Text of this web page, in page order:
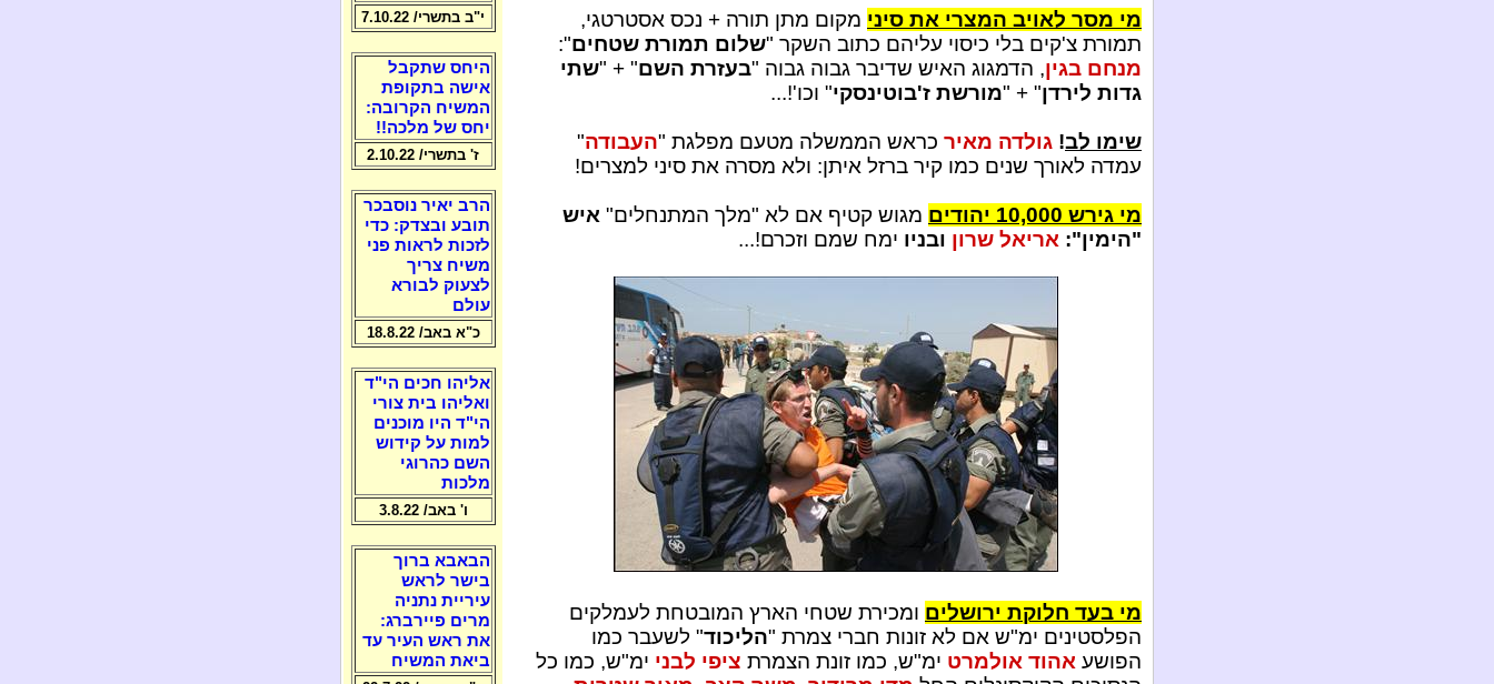
מי מסר לאויב המצרי את סיני מקום מתן תורה + נכס אסטרטגי,
תמורת צ'קים בלי כיסוי עליהם כתוב השקר "שלום תמורת שטחים":
מנחם בגין, הדמגוג האיש שדיבר גבוה גבוה "בעזרת השם" + "שתי
גדות לירדן" + "מורשת ז'בוטינסקי" וכו'!...
שימו לב! גולדה מאיר כראש הממשלה מטעם מפלגת "העבודה"
עמדה לאורך שנים כמו קיר ברזל איתן: ולא מסרה את סיני למצרים!
מי גירש 10,000 יהודים מגוש קטיף אם לא "מלך המתנחלים" איש
"הימין": אריאל שרון ובניו ימח שמם וזכרם!...
מי בעד חלוקת ירושלים ומכירת שטחי הארץ המובטחת לעמלקים
הפלסטינים ימ"ש אם לא זונות חברי צמרת "הליכוד" לשעבר כמו
הפושע אהוד אולמרט ימ"ש, כמו זונת הצמרת ציפי לבני ימ"ש, כמו כל
י"ב בתשרי/ 7.10.22
היחס שתקבל
אישה בתקופת
המשיח הקרובה:
יחס של מלכה!!
ז' בתשרי/ 2.10.22
הרב יאיר נוסבכר
תובע ובצדק: כדי
לזכות לראות פני
משיח צריך
לצעוק לבורא
עולם
כ"א באב/ 18.8.22
אליהו חכים הי"ד
ואליהו בית צורי
הי"ד היו מוכנים
למות על קידוש
השם כהרוגי
מלכות
ו' באב/ 3.8.22
הבאבא ברוך
בישר לראש
עיריית נתניה
מרים פיירברג:
את ראש העיר עד
ביאת המשיח